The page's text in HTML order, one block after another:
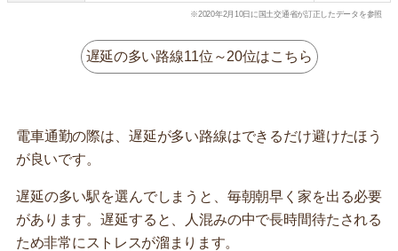
※2020年2月10日に国土交通省が訂正したデータを参照
遅延の多い路線11位～20位はこちら
電車通勤の際は、遅延が多い路線はできるだけ避けたほう
が良いです。
遅延の多い駅を選んでしまうと、毎朝朝早く家を出る必要
があります。遅延すると、人混みの中で長時間待たされる
ため非常にストレスが溜まります。